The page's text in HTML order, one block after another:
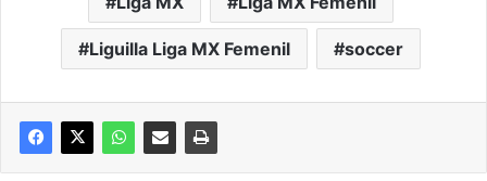
Liguilla Liga MX Femenil soccer